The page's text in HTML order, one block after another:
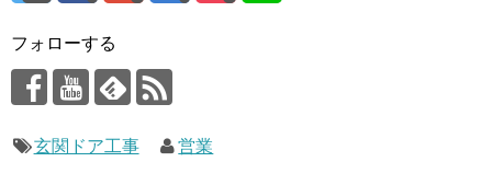
フォローする
玄関ドア工事 営業